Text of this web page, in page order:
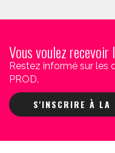
Vous voulez
Restez informé sur les
PROD.
S'INSCRIRE À LA